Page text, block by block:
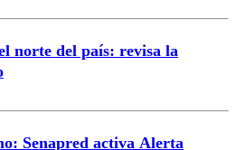
norte del país: revisa la
Senapred activa Alerta